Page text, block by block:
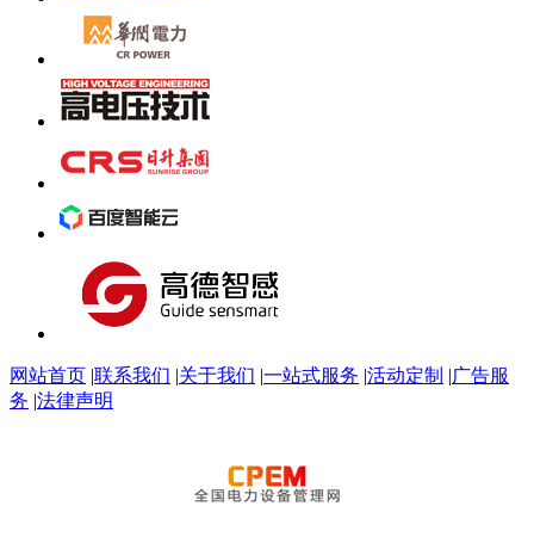
网站首页 |联系我们 |关于我们 |一站式服务 |活动定制 |广告服
务 |法律声明